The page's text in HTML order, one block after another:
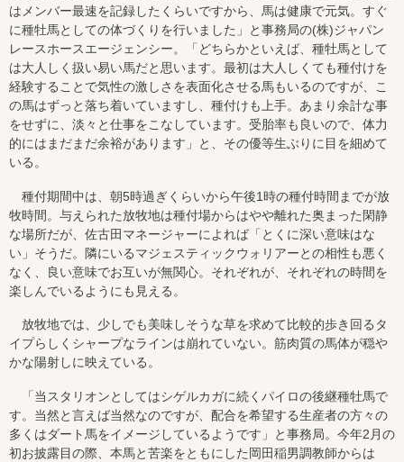
はメンバー最速を記録したくらいですから、馬は健康で元気。すぐ
に種牡馬としての体づくりを行いました」と事務局の(株)ジャパン
レースホースエージェンシー。「どちらかといえば、種牡馬として
は大人しく扱い易い馬だと思います。最初は大人しくても種付けを
経験することで気性の激しさを表面化させる馬もいるのですが、こ
の馬はずっと落ち着いていますし、種付けも上手。あまり余計な事
をせずに、淡々と仕事をこなしています。受胎率も良いので、体力
的にはまだまだ余裕があります」と、その優等生ぶりに目を細めて
いる。
種付期間中は、朝5時過ぎくらいから午後1時の種付時間までが放
牧時間。与えられた放牧地は種付場からはやや離れた奥まった閑静
な場所だが、佐古田マネージャーによれば「とくに深い意味はな
い」そうだ。隣にいるマジェスティックウォリアーとの相性も悪く
なく、良い意味でお互いが無関心。それぞれが、それぞれの時間を
楽しんでいるようにも見える。
放牧地では、少しでも美味しそうな草を求めて比較的歩き回るタ
イプらしくシャープなラインは崩れていない。筋肉質の馬体が穏や
かな陽射しに映えている。
「当スタリオンとしてはシゲルカガに続くパイロの後継種牡馬で
す。当然と言えば当然なのですが、配合を希望する生産者の方々の
多くはダート馬をイメージしているようです」と事務局。今年2月の
初お披露目の際、本馬と苦楽をともにした岡田稲男調教師からは